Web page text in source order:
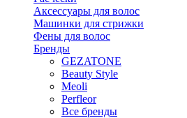
Аксессуары для волос
Машинки для стрижки
Фены для волос
Бренды
GEZATONE
Beauty Style
Meoli
Perfleor
Все бренды